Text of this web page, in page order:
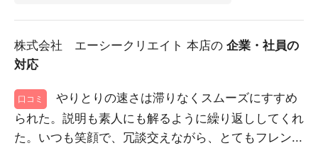
株式会社 エーシークリエイト 本店の 企業・社員の
対応
口コミ
やりとりの速さは滞りなくスムーズにすすめ
られた。説明も素人にも解るように繰り返ししてくれ
た。いつも笑顔で、冗談交えながら、とてもフレン...